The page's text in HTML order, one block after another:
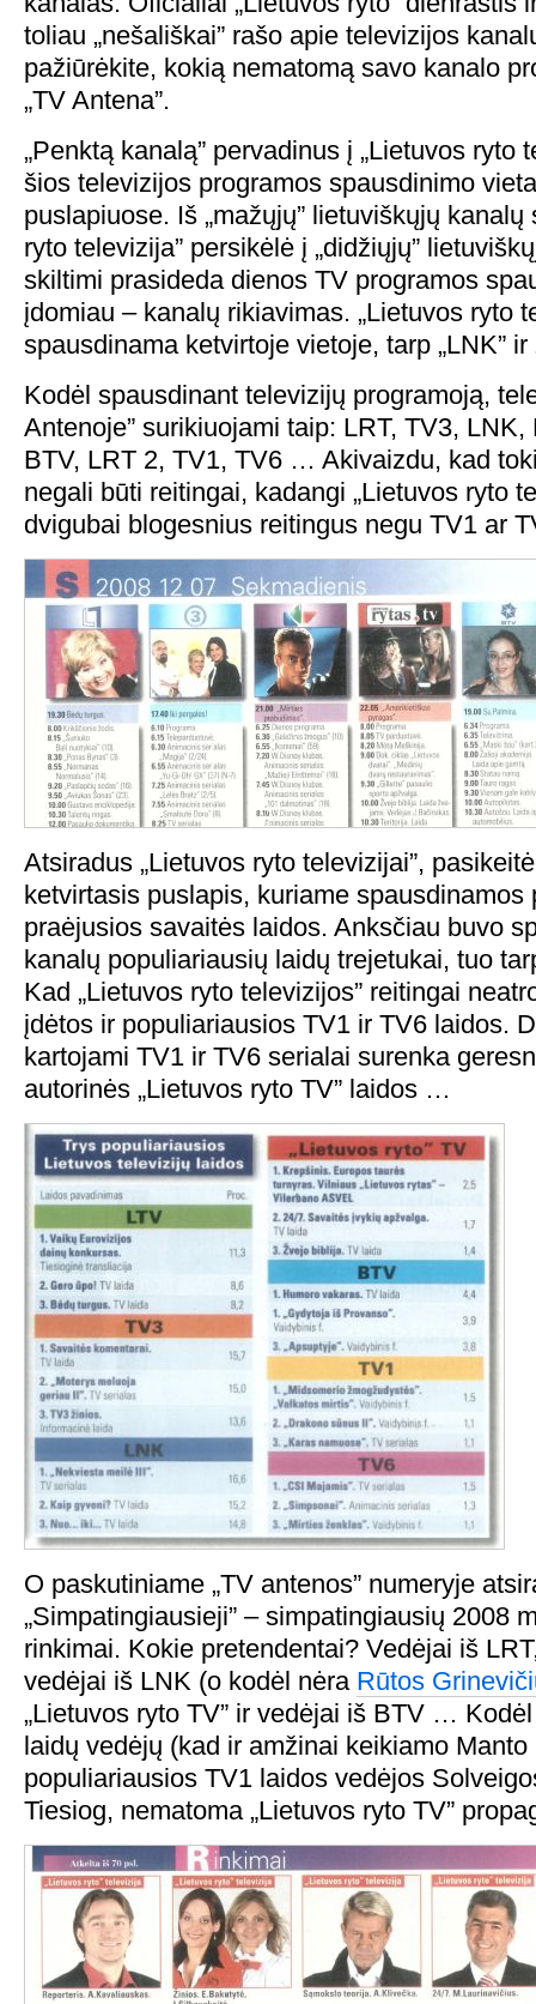
toliau „nešališkai” rašo apie televizijos
pažiūrėkite, kokią nematomą savo kanalo
„TV Antena”.
„Penktą kanalą” pervadinus į „Lietuvos ryto
šios televizijos programos spausdinimo
puslapiuose. Iš „mažųjų” lietuviškųjų kanalų
ryto televizija” persikėlė į „didžiųjų”
skiltimi prasideda dienos TV programos
įdomiau – kanalų rikiavimas. „Lietuvos ryto
spausdinama ketvirtoje vietoje, tarp „LNK” ir
Kodėl spausdinant televizijų programoją,
Antenoje” surikiuojami taip: LRT, TV3, LNK,
BTV, LRT 2, TV1, TV6 … Akivaizdu, kad
negali būti reitingai, kadangi „Lietuvos ryto
dvigubai blogesnius reitingus negu TV1 ar
Atsiradus „Lietuvos ryto televizijai”,
ketvirtasis puslapis, kuriame spausdinamos
praėjusios savaitės laidos. Anksčiau buvo
kanalų populiariausių laidų trejetukai, tuo
Kad „Lietuvos ryto televizijos” reitingai
įdėtos ir populiariausios TV1 ir TV6 laidos.
kartojami TV1 ir TV6 serialai surenka
autorinės „Lietuvos ryto TV” laidos …
O paskutiniame „TV antenos” numeryje
„Simpatingiausieji” – simpatingiausių 2008
rinkimai. Kokie pretendentai? Vedėjai iš
vedėjai iš LNK (o kodėl nėra Rūtos
„Lietuvos ryto TV” ir vedėjai iš BTV …
laidų vedėjų (kad ir amžinai keikiamo
populiariausios TV1 laidos vedėjos
Tiesiog, nematoma „Lietuvos ryto TV”